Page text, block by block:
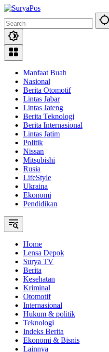
Skip
content
Manfaat Buah
Nasional
Berita Otomotif
Lintas Jabar
Lintas Jateng
Berita Teknologi
Berita Internasional
Lintas Jatim
Politik
Nissan
Mitsubishi
Rusia
LifeStyle
Ukraina
Ekonomi
Pendidikan
Home
Lensa Depok
Surya TV
Berita
Kesehatan
Kriminal
Otomotif
Internasional
Hukum & politik
Teknologi
Indeks Berita
Ekonomi & Bisnis
Lainnya